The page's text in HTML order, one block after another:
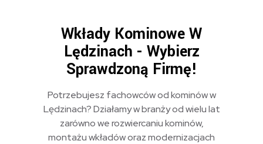
Wkłady Kominowe W
Lędzinach - Wybierz
Sprawdzoną Firmę!
Potrzebujesz fachowców od kominów w
Lędzinach? Działamy w branży od wielu lat
zarówno we rozwiercaniu kominów,
montażu wkładów oraz modernizacjach